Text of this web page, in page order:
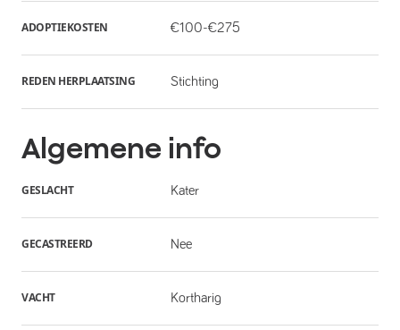
ADOPTIEKOSTEN €100-€275
REDEN HERPLAATSING Stichting
Algemene info
GESLACHT Kater
GECASTREERD Nee
VACHT Kortharig